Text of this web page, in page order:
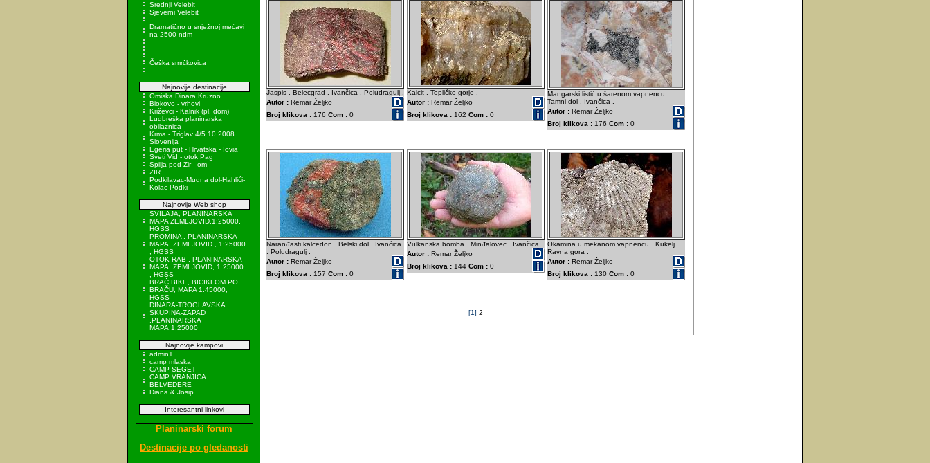
Srednji Velebit
Sjeverni Velebit
Dramatično u snježnoj mećavi
na 2500 ndm
Češka smrčkovica
Najnovije destinacije
Omiska Dinara Kruzno
Biokovo - vrhovi
Križevci - Kalnik (pl. dom)
Ludbreška planinarska
obilaznica
Krma - Triglav 4/5.10.2008
Slovenija
Egeria put - Hrvatska - Iovia
Sveti Vid - otok Pag
Spilja pod Zir - om
ZIR
Podkilavac-Mudna dol-Hahlići-
Kolac-Podki
Najnovije Web shop
SVILAJA, PLANINARSKA
MAPA ZEMLJOVID,1:25000,
HGSS
PROMINA , PLANINARSKA
MAPA, ZEMLJOVID , 1:25000
, HGSS
OTOK RAB , PLANINARSKA
MAPA, ZEMLJOVID, 1:25000
, HGSS
BRAČ BIKE, BICIKLOM PO
BRAČU, MAPA 1:45000,
HGSS
DINARA-TROGLAVSKA
SKUPINA-ZAPAD
,PLANINARSKA
MAPA,1:25000
Najnovije kampovi
admin1
camp mlaska
CAMP SEGET
CAMP VRANJICA
BELVEDERE
Diana & Josip
Interesantni linkovi
Planinarski forum
Destinacije po gledanosti
Jaspis . Belecgrad . Ivančica . Poludragulj .
Autor : Remar Željko
Broj klikova : 176 Com : 0
Kalcit . Topličko gorje .
Autor : Remar Željko
Broj klikova : 162 Com : 0
Mangarski listić u šarenom vapnencu .
Tamni dol . Ivančica .
Autor : Remar Željko
Broj klikova : 176 Com : 0
Naranđasti kalcedon . Belski dol . Ivančica
. Poludragulj .
Autor : Remar Željko
Broj klikova : 157 Com : 0
Vulkanska bomba . Minđalovec . Ivančica .
Autor : Remar Željko
Broj klikova : 144 Com : 0
Okamina u mekanom vapnencu . Kukelj .
Ravna gora .
Autor : Remar Željko
Broj klikova : 130 Com : 0
[1] 2